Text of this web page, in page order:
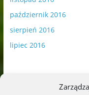
październik 2016
sierpień 2016
lipiec 2016